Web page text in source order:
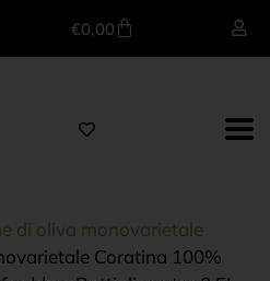
€0,00
di oliva monovarietale
Coratina 100%